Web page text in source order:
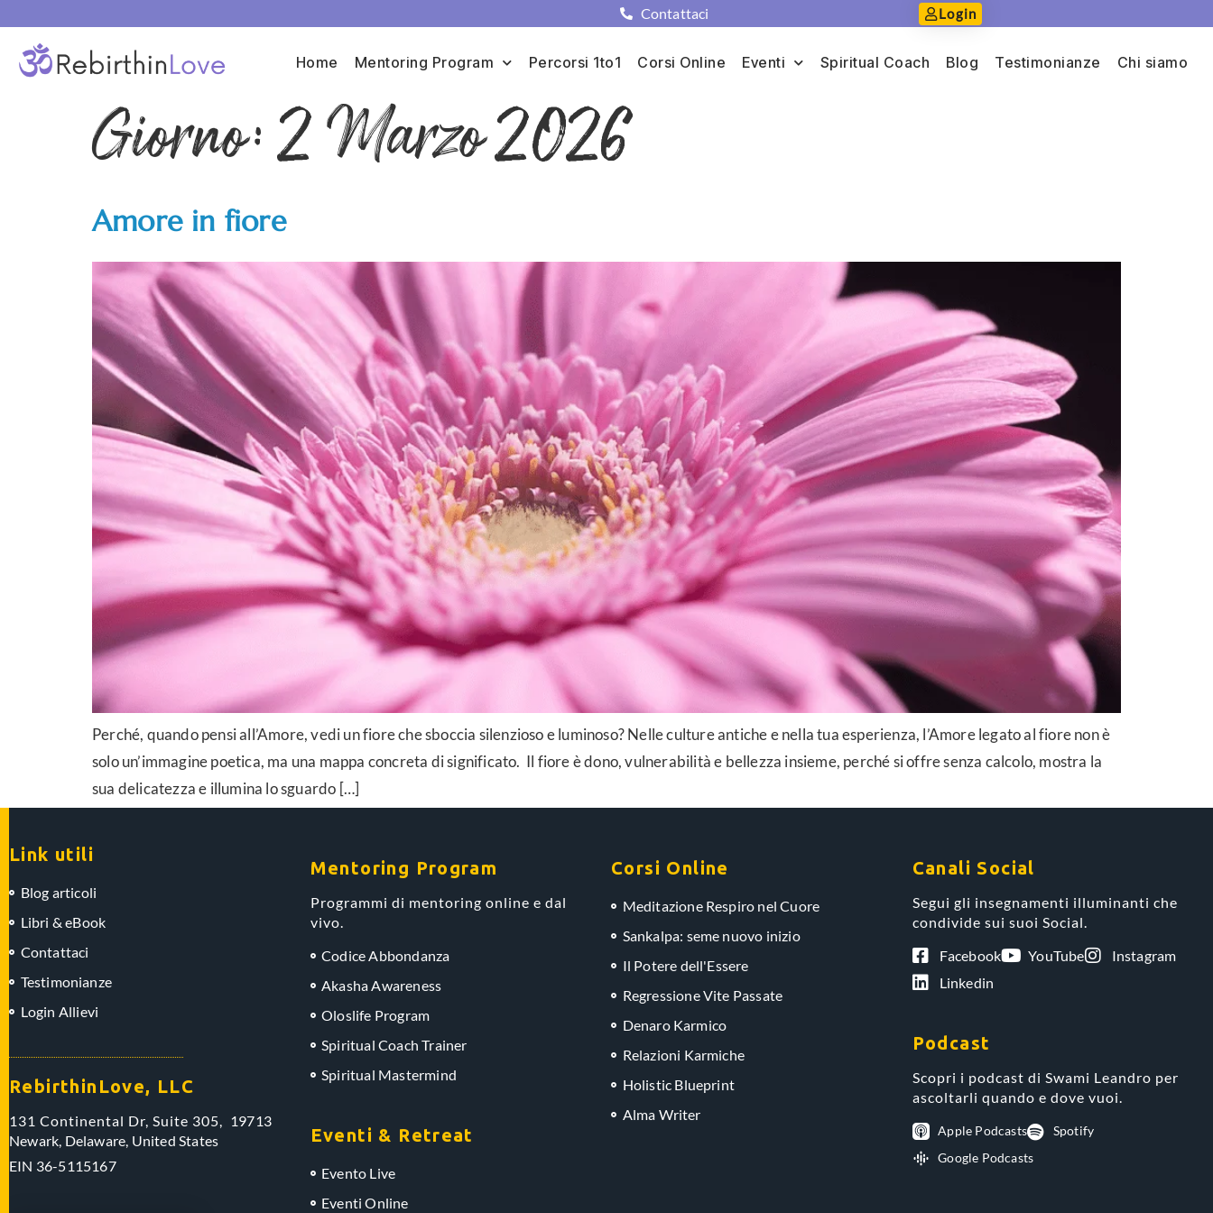
Contattaci Login
Home Mentoring Program Percorsi 1to1 Corsi Online Eventi Spiritual Coach Blog Testimonianze Chi siamo
Giorno:2 Marzo 2026
Amore in fiore
Perché, quando pensi all’Amore, vedi un fiore che sboccia silenzioso e luminoso? Nelle culture antiche e nella tua esperienza, l’Amore legato al fiore non è
solo un’immagine poetica, ma una mappa concreta di significato. Il fiore è dono, vulnerabilità e bellezza insieme, perché si offre senza calcolo, mostra la
sua delicatezza e illumina lo sguardo […]
Link utili
Blog articoli
Libri & eBook
Contattaci
Testimonianze
Login Allievi
RebirthinLove, LLC
131 Continental Dr, Suite 305, 19713
Newark, Delaware, United States
EIN 36-5115167
Mentoring Program
Programmi di mentoring online e dal
vivo.
Codice Abbondanza
Akasha Awareness
Oloslife Program
Spiritual Coach Trainer
Spiritual Mastermind
Eventi & Retreat
Evento Live
Eventi Online
Corsi Online
Meditazione Respiro nel Cuore
Sankalpa: seme nuovo inizio
Il Potere dell'Essere
Regressione Vite Passate
Denaro Karmico
Relazioni Karmiche
Holistic Blueprint
Alma Writer
Canali Social
Segui gli insegnamenti illuminanti che
condivide sui suoi Social.
Facebook
YouTube
Instagram
Linkedin
Podcast
Scopri i podcast di Swami Leandro per
ascoltarli quando e dove vuoi.
Apple Podcasts
Spotify
Google Podcasts